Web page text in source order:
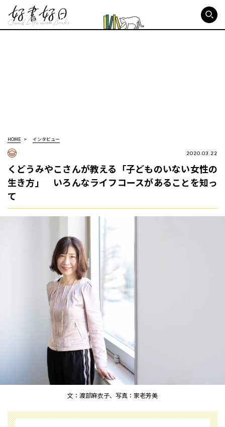
HOME インタビュー
2020.03.22
くどうみやこさんが教える「子どものいない女性の
生き方」 いろんなライフコースがあることを知っ
て
文：渡部麻衣子、写真：家老芳美